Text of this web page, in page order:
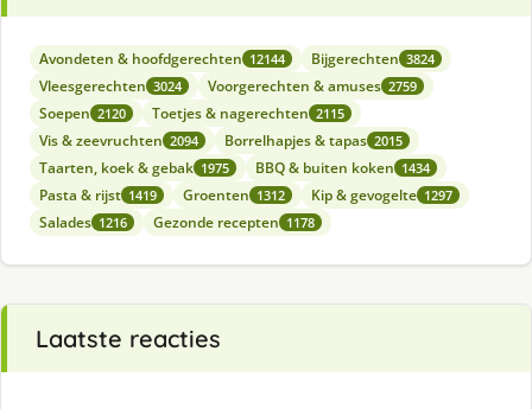
Avondeten & hoofdgerechten 12144 Bijgerechten 3824
Vleesgerechten 3024 Voorgerechten & amuses 2759
Soepen 2120 Toetjes & nagerechten 2115
Vis & zeevruchten 2094 Borrelhapjes & tapas 2015
Taarten, koek & gebak 1975 BBQ & buiten koken 1434
Pasta & rijst 1419 Groenten 1312 Kip & gevogelte 1297
Salades 1216 Gezonde recepten 1178
Laatste reacties